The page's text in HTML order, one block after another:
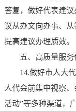
答复，做好代表建
议从办文向办事、
提高建议办理质效。
五、高质量服
14.做好市人大
人代会前集中视察
活动”等多种渠道，